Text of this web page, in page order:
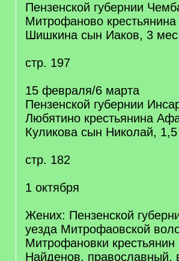
Пензенской губернии
Митрофаново
Шишкина сын Иаков, 3
стр. 197
15 февраля/6 марта
Пензенской губернии
Любятино крестьянина
Куликова сын Николай, 1,5
стр. 182
1 октября
Жених: Пензенской
уезда Митрофаовской
Митрофановки
Найденов, православный,